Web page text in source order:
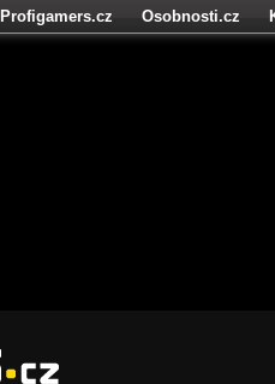
Profigamers.cz Osobnosti.cz